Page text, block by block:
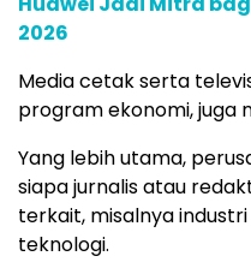
2026
Media cetak serta
program ekonomi, juga
Yang lebih utama,
siapa jurnalis atau
terkait, misalnya
teknologi.